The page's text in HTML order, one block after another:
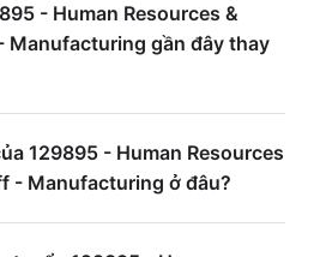
- Human Resources &
gần đây thay
129895 - Human Resources
- Manufacturing ở đâu?